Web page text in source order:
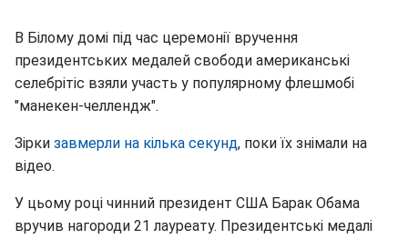
В Білому домі під час церемонії вручення
президентських медалей свободи американські
селебрітіс взяли участь у популярному флешмобі
"манекен-челлендж".
Зірки завмерли на кілька секунд, поки їх знімали на
відео.
У цьому році чинний президент США Барак Обама
вручив нагороди 21 лауреату. Президентські медалі